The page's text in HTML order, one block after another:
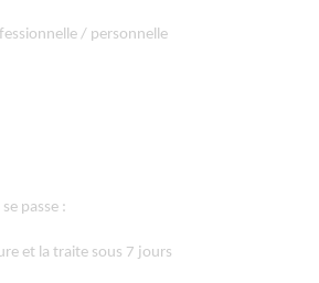
/ personnelle
passe :
et la traite sous 7 jours